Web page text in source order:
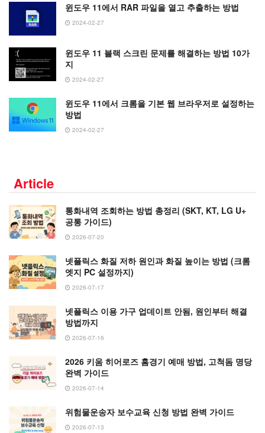
윈도우 11에서 RAR 파일을 열고 추출하는 방법
2024-02-27
윈도우 11 블랙 스크린 문제를 해결하는 방법 10가
지
2024-02-27
윈도우 11에서 크롬을 기본 웹 브라우저로 설정하는
방법
2024-02-27
Article
통화내역 조회하는 방법 총정리 (SKT, KT, LG U+
공통 가이드)
2026-07-20
넷플릭스 화질 저하 원인과 화질 높이는 방법 (크롬
엣지 PC 설정까지)
2026-07-17
넷플릭스 이용 가구 업데이트 안됨, 원인부터 해결
방법까지
2026-07-16
2026 키움 히어로즈 홈경기 예매 방법, 고척돔 명당
완벽 가이드
2026-07-14
위험물운송자 보수교육 신청 방법 완벽 가이드
2026-07-13